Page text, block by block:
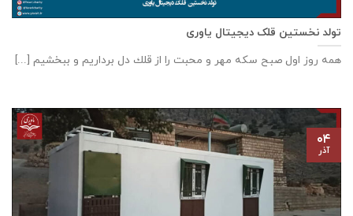
تولد نخستین قلک دیجیتال یاوری
همه روز اول صبح سكه مهر و محبت را از قلك دل برداريم و ببخشيم [...]
۰۴
آذر